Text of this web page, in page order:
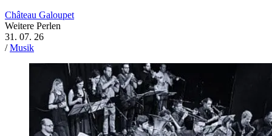
Château Galoupet
Weitere Perlen
31. 07. 26
/Musik